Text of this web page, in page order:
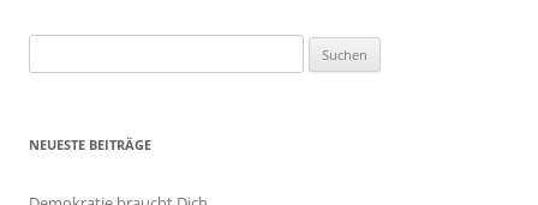
nach:
NEUESTE BEITRÄGE